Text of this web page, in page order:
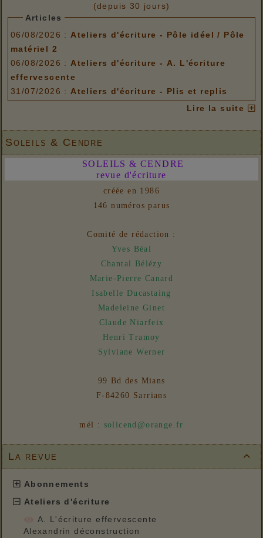
(depuis 30 jours)
Articles
06/08/2026 : Ateliers d'écriture - Pôle idéel / Pôle
matériel 2
06/08/2026 : Ateliers d'écriture - A. L'écriture
effervescente
31/07/2026 : Ateliers d'écriture - Plis et replis
matériel 2
31/07/2026 :Ateliers d'écriture - Plis et replis
- Un euro ne fait pas le printemps
Lire la suite
Soleils & Cendre
SOLEILS & CENDRE
revue d'écriture
créée en 1986
146 numéros parus
Comité de rédaction :
Yves Béal
Chantal Bélézy
Marie-Pierre Canard
Isabelle Ducastaing
Madeleine Ginet
Claude Niarfeix
Henri Tramoy
Sylviane Werner
99 Bd des Mians
F-84260 Sarrians
mél : solicend@orange.fr

La revue
Abonnements
Ateliers d'écriture
A. L'écriture effervescente
Alexandrin déconstruction